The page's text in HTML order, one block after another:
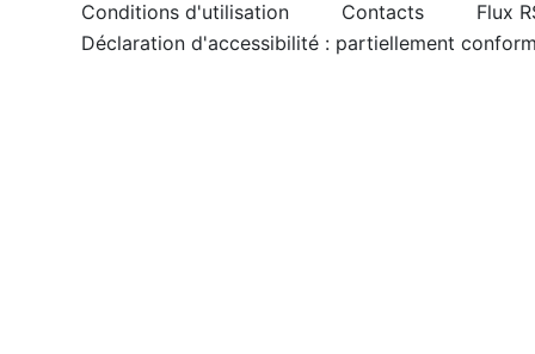
Conditions d'utilisation Contacts
Flux
Déclaration d'accessibilité : partiellement